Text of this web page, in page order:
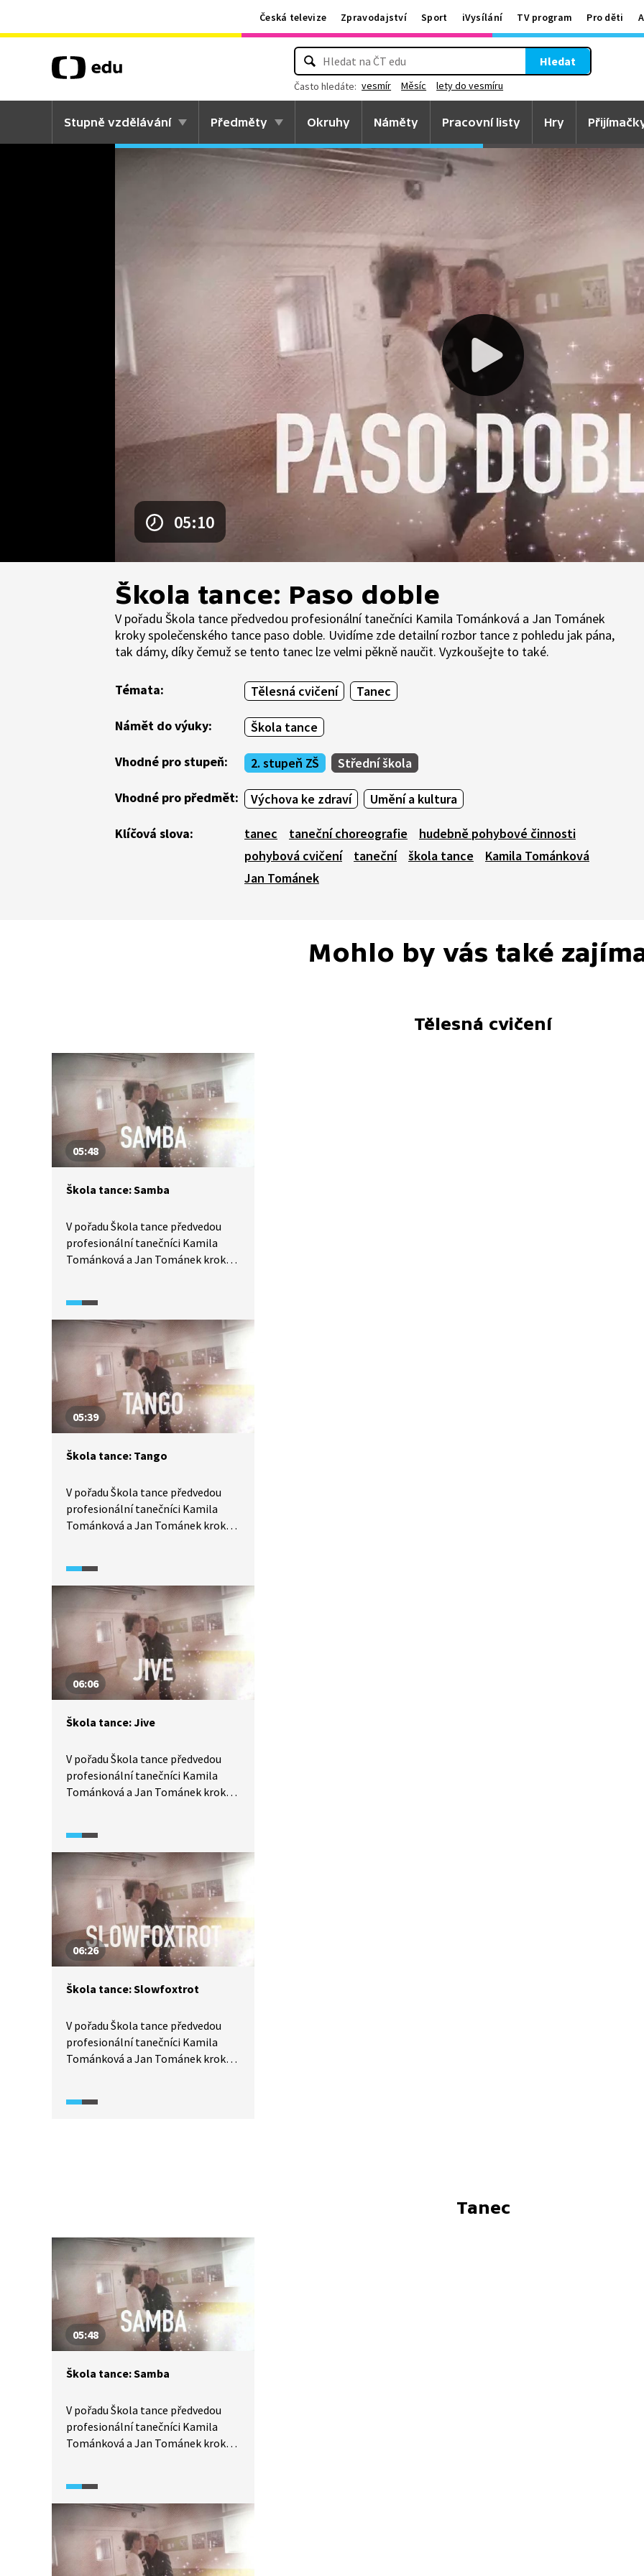
Česká televize Zpravodajství Sport iVysílání TV program Pro děti
Hledat
Často hledáte: vesmír Měsíc lety do vesmíru
Stupně vzdělávání Předměty Okruhy Náměty Pracovní listy Hry
05:10
Škola tance: Paso doble
V pořadu Škola tance předvedou profesionální tanečníci Kamila Tománková a Jan Tománek
kroky společenského tance paso doble. Uvidíme zde detailní rozbor tance z pohledu jak pána,
tak dámy, díky čemuž se tento tanec lze velmi pěkně naučit. Vyzkoušejte to také.
Témata: Tělesná cvičení Tanec
Námět do výuky: Škola tance
Vhodné pro stupeň: 2. stupeň ZŠ Střední škola
Vhodné pro předmět: Výchova ke zdraví Umění a kultura
Klíčová slova: tanec taneční choreografie
hudebně pohybové činnosti
pohybová cvičení
taneční škola tance
Kamila Tománková
Jan Tománek
Mohlo by vás také
Tělesná cvičení
05:48
Škola tance: Samba
V pořadu Škola tance předvedou
profesionální tanečníci Kamila
Tománková a Jan Tománek kroky
z pohledu jak pána, tak dámy, díky
čemuž se tento tanec lze velmi
pěkně naučit.
05:39
Škola tance: Tango
V pořadu Škola tance předvedou
profesionální tanečníci Kamila
Tománková a Jan Tománek kroky
z pohledu jak pána, tak dámy, díky
čemuž se tento tanec lze velmi
pěkně naučit. Vyzkoušejte to také.
06:06
Škola tance: Jive
V pořadu Škola tance předvedou
profesionální tanečníci Kamila
Tománková a Jan Tománek kroky
tance z pohledu jak pána, tak dámy,
díky čemuž se tento tanec lze
velmi pěkně naučit. Vyzkoušejte
to také.
06:26
Škola tance: Slowfoxtrot
V pořadu Škola tance předvedou
profesionální tanečníci Kamila
Tománková a Jan Tománek kroky
z pohledu jak pána, tak dámy, díky
Tanec
05:48
Škola tance: Samba
V pořadu Škola tance předvedou
profesionální tanečníci Kamila
Tománková a Jan Tománek kroky
z pohledu jak pána, tak dámy, díky
čemuž se tento tanec lze velmi
pěkně naučit.